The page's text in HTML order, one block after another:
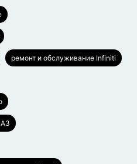
ремонт и обслуживание Infiniti